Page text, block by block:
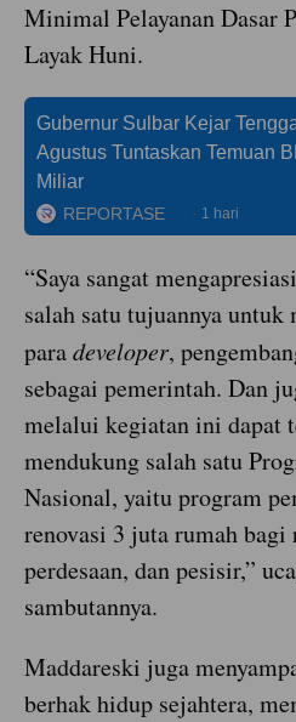
Minimal Pelayanan Dasar
Layak Huni.
Gubernur Sulbar Kejar
Agustus Tuntaskan Temuan
Miliar
REPORTASE 1 hari
“Saya sangat
salah satu tujuannya untuk
paradeveloper,
sebagai pemerintah. Dan
melalui kegiatan ini dapat
mendukung salah satu
Nasional, yaitu program
renovasi 3 juta rumah bagi
perdesaan, dan pesisir,”
sambutannya.
Maddareski juga
berhak hidup sejahtera,